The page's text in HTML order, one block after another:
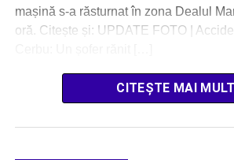
mașină s-a răsturnat în zona Dealul
oră. Citește și: UPDATE FOTO |
CITEȘTE MAI MULT